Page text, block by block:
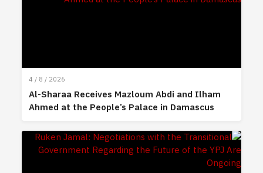
4 / 8 / 2026
Al-Sharaa Receives Mazloum Abdi and Ilham
Ahmed at the People’s Palace in Damascus